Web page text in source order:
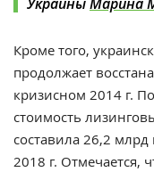
Кроме того,
продолжает
кризисном 2014 г.
стоимость
составила 26,2
2018 г. Отмечается,